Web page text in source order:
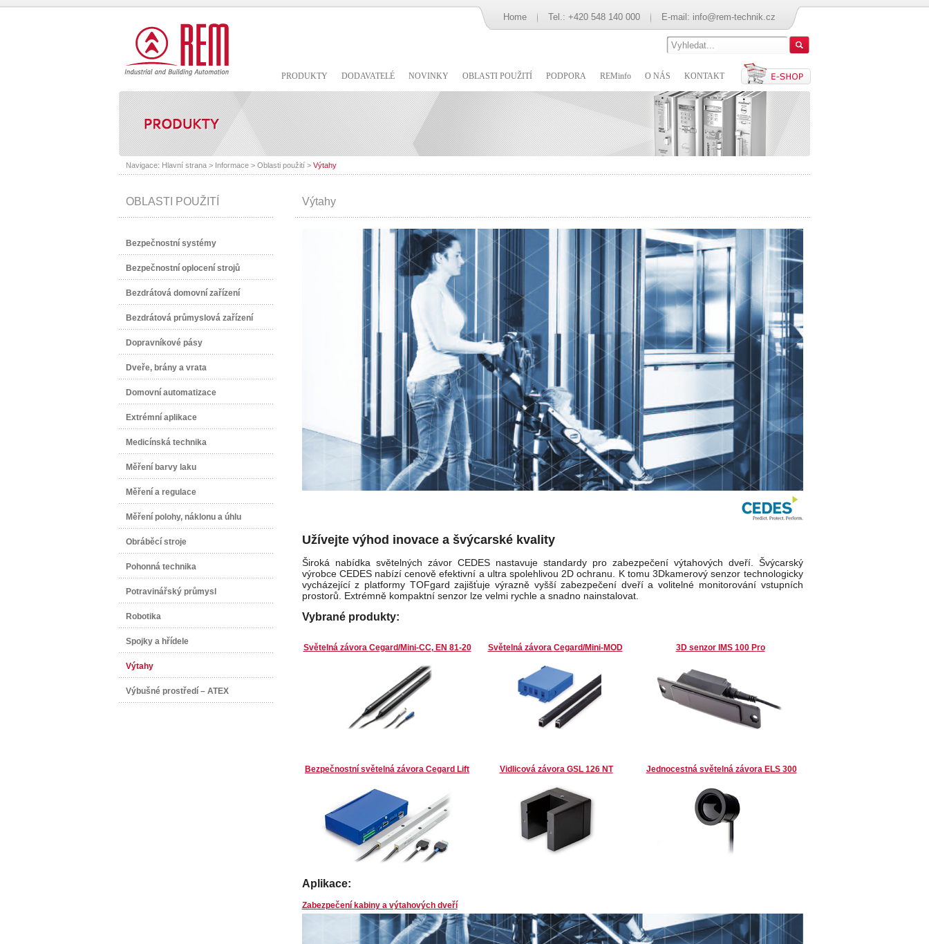
Home Tel.: +420 548 140 000 E-mail: info@rem-technik.cz
PRODUKTY DODAVATELÉ NOVINKY OBLASTI POUŽITÍ PODPORA REMinfo O NÁS KONTAKT
Navigace: Hlavní strana> Informace> Oblasti použití> Výtahy
OBLASTI POUŽITÍ
Bezpečnostní systémy
Bezpečnostní oplocení strojů
Bezdrátová domovní zařízení
Bezdrátová průmyslová zařízení
Dopravníkové pásy
Dveře, brány a vrata
Domovní automatizace
Extrémní aplikace
Medicínská technika
Měření barvy laku
Měření a regulace
Měření polohy, náklonu a úhlu
Obráběcí stroje
Pohonná technika
Potravinářský průmysl
Robotika
Spojky a hřídele
Výtahy
Výbušné prostředí – ATEX
Výtahy
Užívejte výhod inovace a švýcarské kvality
Široká nabídka světelných závor CEDES nastavuje standardy pro zabezpečení výtahových dveří. Švýcarský
výrobce CEDES nabízí cenově efektivní a ultra spolehlivou 2D ochranu. K tomu 3Dkamerový senzor technologicky
vycházející z platformy TOFgard zajišťuje výrazně vyšší zabezpečení dveří a volitelné monitorování vstupních
prostorů. Extrémně kompaktní senzor lze velmi rychle a snadno nainstalovat.
Vybrané produkty:
Světelná závora Cegard/Mini-CC, EN 81-20 Světelná závora Cegard/Mini-MOD 3D senzor IMS 100 Pro
Bezpečnostní světelná závora Cegard Lift Vidlicová závora GSL 126 NT Jednocestná světelná závora ELS 300
Aplikace:
Zabezpečení kabiny a výtahových dveří